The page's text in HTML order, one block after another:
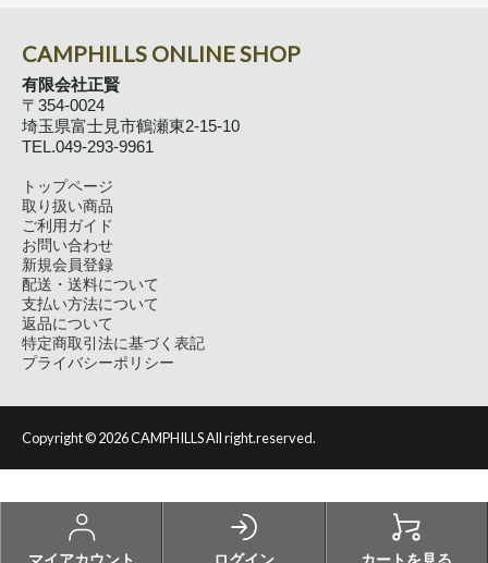
CAMPHILLS ONLINE SHOP
有限会社正賢
〒354-0024
埼玉県富士見市鶴瀬東2-15-10
TEL.049-293-9961
トップページ
取り扱い商品
ご利用ガイド
お問い合わせ
新規会員登録
配送・送料について
支払い方法について
返品について
特定商取引法に基づく表記
プライバシーポリシー
Copyright ©2026 CAMPHILLS All right.reserved.